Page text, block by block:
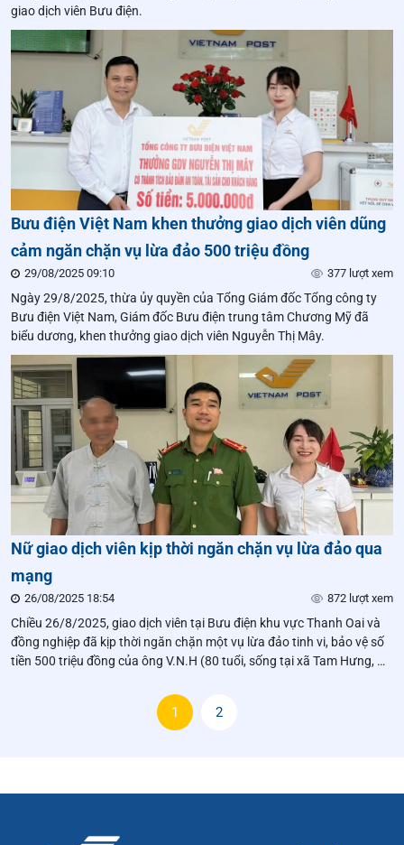
giao dịch viên Bưu điện.
Bưu điện Việt Nam khen thưởng giao dịch viên dũng
cảm ngăn chặn vụ lừa đảo 500 triệu đồng
29/08/2025 09:10 377 lượt xem
Ngày 29/8/2025, thừa ủy quyền của Tổng Giám đốc Tổng công ty
Bưu điện Việt Nam, Giám đốc Bưu điện trung tâm Chương Mỹ đã
biểu dương, khen thưởng giao dịch viên Nguyễn Thị Mây.
Nữ giao dịch viên kịp thời ngăn chặn vụ lừa đảo qua
mạng
26/08/2025 18:54 872 lượt xem
Chiều 26/8/2025, giao dịch viên tại Bưu điện khu vực Thanh Oai và
đồng nghiệp đã kịp thời ngăn chặn một vụ lừa đảo tinh vi, bảo vệ số
tiền 500 triệu đồng của ông V.N.H (80 tuổi, sống tại xã Tam Hưng, Hà
1 2